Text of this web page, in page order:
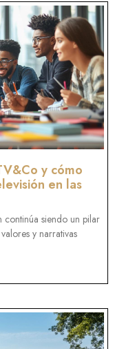
y cómo
en las
continúa siendo un pilar
y narrativas